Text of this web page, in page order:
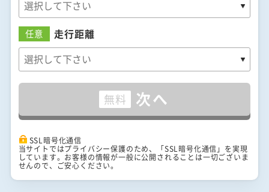
任意 走行距離
無料 次へ
SSL暗号化通信
当サイトではプライバシー保護のため、「SSL暗号化通信」を実現
しています。お客様の情報が一般に公開されることは一切ございま
せんので、ご安心ください。